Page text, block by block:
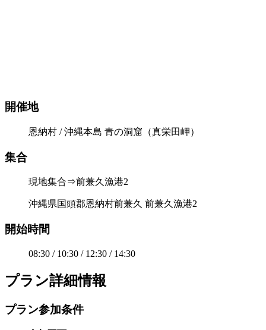
開催地
恩納村 / 沖縄本島 青の洞窟（真栄田岬）
集合
現地集合⇒前兼久漁港2
沖縄県国頭郡恩納村前兼久 前兼久漁港2
開始時間
08:30 / 10:30 / 12:30 / 14:30
プラン詳細情報
プラン参加条件